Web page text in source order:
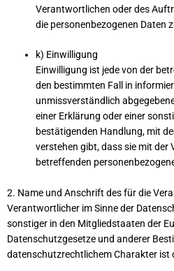
Verantwortlichen oder des
die personenbezogenen Daten
k) Einwilligung
Einwilligung ist jede von der
den bestimmten Fall in
unmissverständlich
einer Erklärung oder einer
bestätigenden Handlung, mit
verstehen gibt, dass sie mit der
betreffenden
2. Name und Anschrift des für die
Verantwortlicher im Sinne der
sonstiger in den Mitgliedstaaten der
Datenschutzgesetze und anderer
datenschutzrechtlichem Charakter ist